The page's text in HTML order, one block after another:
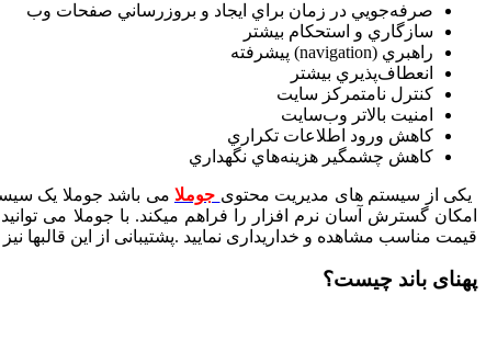
صرفه‌جويي در زمان براي ايجاد و بروزرساني صفحات وب
سازگاري و استحكام بيشتر
راهبري (navigation) پيشرفته
انعطاف‌پذيري بيشتر
كنترل نامتمركز سايت
امنيت بالاتر وب‌سايت
كاهش ورود اطلاعات تكراري
كاهش چشمگير هزينه‌هاي نگهداري
یکی از سیستم های مدیریت محتوی جوملا می باشد جوملا یک
امکان گسترش آسان نرم افزار را فراهم میکند. با جوملا می
قیمت مناسب مشاهده و خداریداری نمایید .پشتیبانی از این قالبها
پهنای باند چیست؟